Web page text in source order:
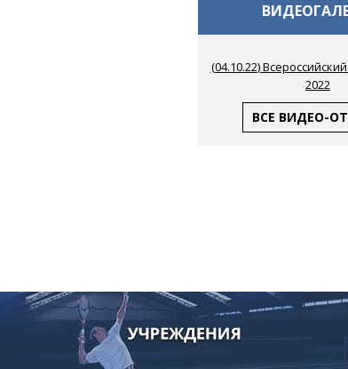
(04.10.22)
2022
ВСЕ ВИДЕО-